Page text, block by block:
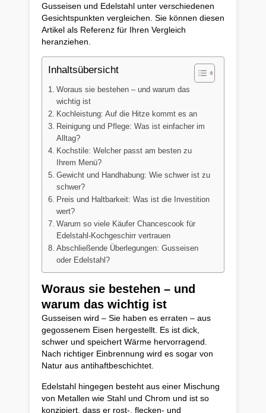
Gusseisen und Edelstahl unter verschiedenen
Gesichtspunkten vergleichen. Sie können diesen
Artikel als Referenz für Ihren Vergleich
heranziehen.
Inhaltsübersicht
Woraus sie bestehen – und warum das
wichtig ist
Kochleistung: Auf die Hitze kommt es an
Reinigung und Pflege: Was ist einfacher im
Alltag?
Kochstile: Welcher passt am besten zu
Ihrem Menü?
Gewicht und Handhabung: Wie schwer ist zu
schwer?
Preis und Haltbarkeit: Was ist die Investition
wert?
Warum so viele Käufer Chancescook für
Edelstahl-Kochgeschirr vertrauen
Abschließende Überlegungen: Gusseisen
oder Edelstahl?
Woraus sie bestehen – und
warum das wichtig ist
Gusseisen wird – Sie haben es erraten – aus
gegossenem Eisen hergestellt. Es ist dick,
schwer und speichert Wärme hervorragend.
Nach richtiger Einbrennung wird es sogar von
Natur aus antihaftbeschichtet.
Edelstahl hingegen besteht aus einer Mischung
von Metallen wie Stahl und Chrom und ist so
konzipiert, dass er rost-, flecken- und